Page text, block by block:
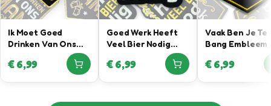
Ik Moet Goed
Drinken Van Ons
Mam – Gouden
Embleem
€6,99
Goed Werk Heeft
Veel Bier Nodig
€6,99
Vaak Ben Je Te
Bang Embleem
€6,99